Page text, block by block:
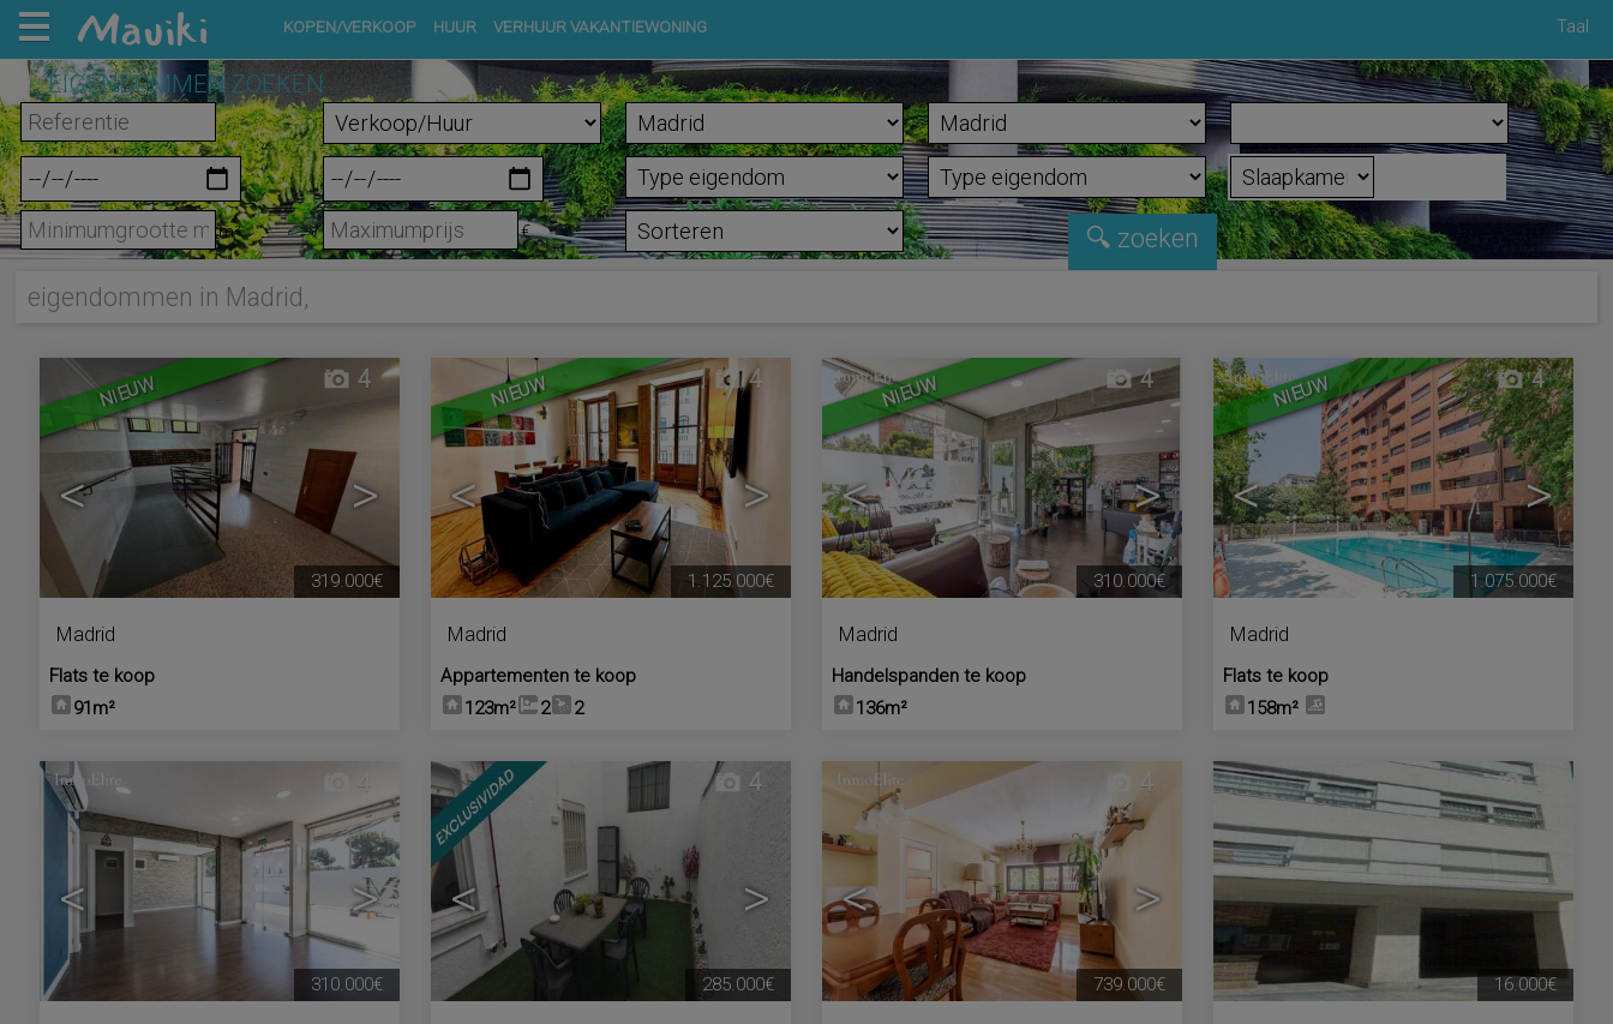
KOPEN/VERKOOP HUUR VERHUUR VAKANTIEWONING Taal
EIGENDOMMEN ZOEKEN
m² €
eigendommen in Madrid,
NIEUW
< >
4
Madrid
Flats te koop
91m²
319.000€
NIEUW
< >
4
Madrid
Appartementen te koop
123m²
2 2
1.125.000€
NIEUW
< >
4
Madrid
Handelspanden te koop
136m²
310.000€
NIEUW
< >
4
Madrid
Flats te koop
158m²
1.075.000€
< >
4
310.000€
< >
4
285.000€
< >
4
739.000€
1
16.000€